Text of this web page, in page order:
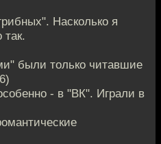
Насколько я
были только читавшие
- в "ВК". Играли в